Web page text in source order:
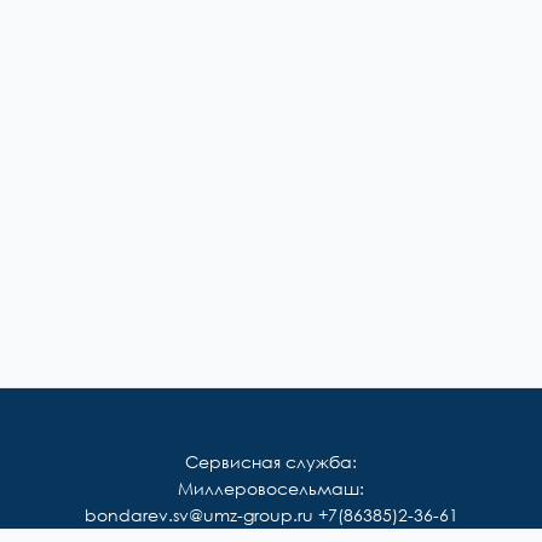
Сервисная служба:
Миллеровосельмаш:
bondarev.sv@umz-group.ru +7(86385)2-36-61